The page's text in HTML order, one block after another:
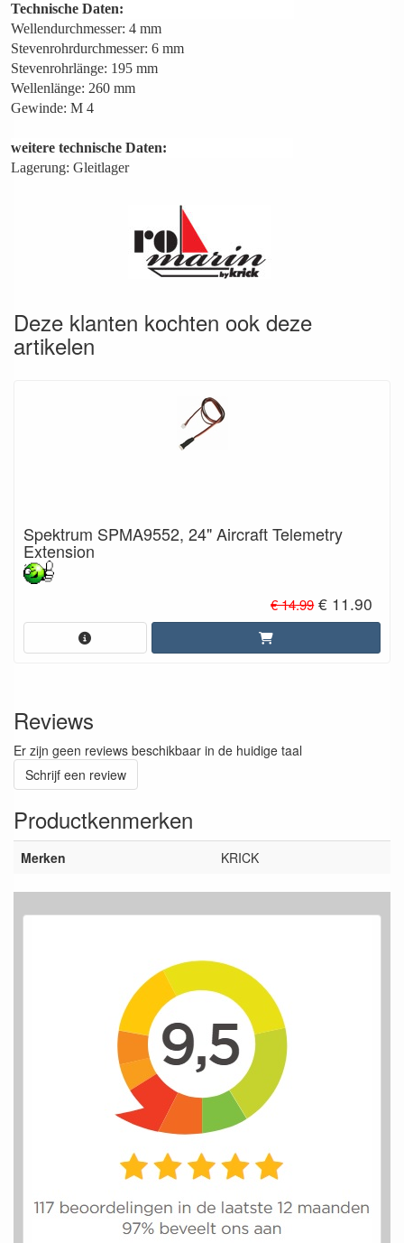
Technische Daten:
Wellendurchmesser: 4 mm
Stevenrohrdurchmesser: 6 mm
Stevenrohrlänge: 195 mm
Wellenlänge: 260 mm
Gewinde: M 4
weitere technische Daten:
Lagerung: Gleitlager
Deze klanten kochten ook deze
artikelen
Spektrum SPMA9552, 24" Aircraft Telemetry
Extension
€ 14.99€ 11.90
Reviews
Er zijn geen reviews beschikbaar in de huidige taal
Schrijf een review
Productkenmerken
Merken KRICK